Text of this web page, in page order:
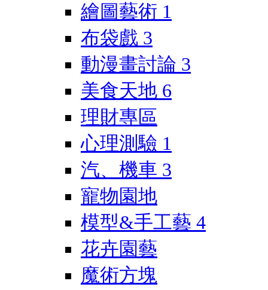
繪圖藝術 1
布袋戲 3
動漫畫討論 3
美食天地 6
理財專區
心理測驗 1
汽、機車 3
寵物園地
模型&手工藝 4
花卉園藝
魔術方塊